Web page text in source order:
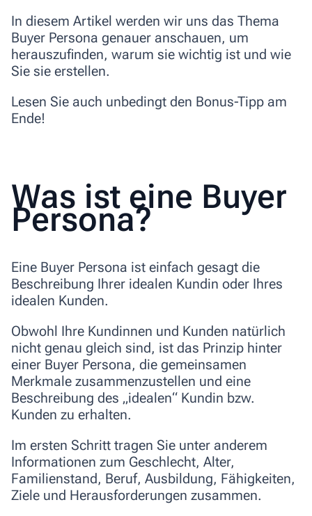
In diesem Artikel werden wir uns das Thema
Buyer Persona genauer anschauen, um
herauszufinden, warum sie wichtig ist und wie
Sie sie erstellen.
Lesen Sie auch unbedingt den Bonus-Tipp am
Ende!
Was ist eine Buyer
Persona?
Eine Buyer Persona ist einfach gesagt die
Beschreibung Ihrer idealen Kundin oder Ihres
idealen Kunden.
Obwohl Ihre Kundinnen und Kunden natürlich
nicht genau gleich sind, ist das Prinzip hinter
einer Buyer Persona, die gemeinsamen
Merkmale zusammenzustellen und eine
Beschreibung des „idealen“ Kundin bzw.
Kunden zu erhalten.
Im ersten Schritt tragen Sie unter anderem
Informationen zum Geschlecht, Alter,
Familienstand, Beruf, Ausbildung, Fähigkeiten,
Ziele und Herausforderungen zusammen.